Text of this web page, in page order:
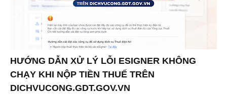
HƯỚNG DẪN XỬ LÝ LỖI ESIGNER KHÔNG
CHẠY KHI NỘP TIỀN THUẾ TRÊN
DICHVUCONG.GDT.GOV.VN